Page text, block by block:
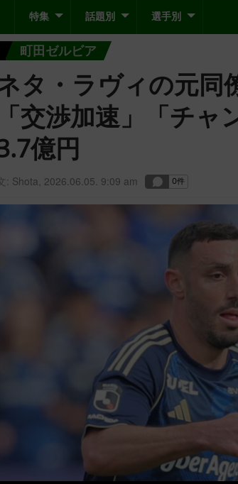
特集 話題別 選手別
町田ゼルビア
タ・ラヴィの元同
交渉加速」「チャ
億円
文: Shota 2026.06.05. 9:09 am